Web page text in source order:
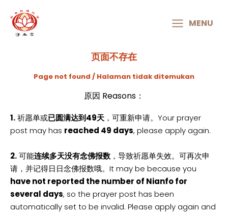
MENU
MENU
页面不存在
Page not found / Halaman tidak ditemukan
原因 Reasons：
1.祈愿单或已圆满达到49天 ，可重新申请。Your prayer
post may has reached 49 days, please apply again.
2.可能连续多天没有念佛报数 ，导致祈愿单失效。可再次申
请，并记得日日念佛报数哦。It may be because you
have not reported the number of Nianfo for
several days, so the prayer post has been
automatically set to be invalid. Please apply again and